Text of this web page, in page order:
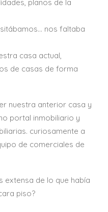
planos de la
nos faltaba
casa actual,
de casas de forma
nuestra anterior casa y
portal inmobiliario y
curiosamente a
de comerciales de
extensa de lo que había
piso?